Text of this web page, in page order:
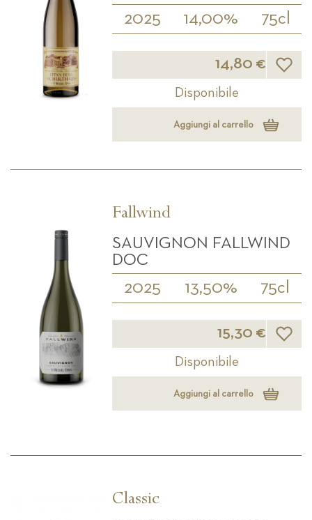
2025 14,00% 75cl
14,80 € Lista
Disponibile
Aggiungi al carrello
Fallwind
SAUVIGNON FALLWIND
DOC
2025 13,50% 75cl
15,30 € Lista
Disponibile
Aggiungi al carrello
Classic